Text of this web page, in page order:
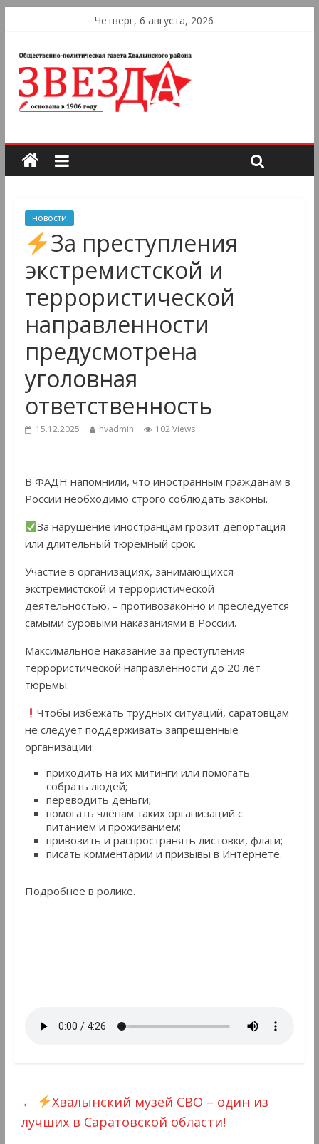
Четверг, 6 августа, 2026
новости
За преступления
экстремистской и
террористической
направленности
предусмотрена
уголовная
ответственность
15.12.2025 hvadmin 102 Views
В ФАДН напомнили, что иностранным гражданам в
России необходимо строго соблюдать законы.
За нарушение иностранцам грозит депортация
или длительный тюремный срок.
Участие в организациях, занимающихся
экстремистской и террористической
деятельностью, – противозаконно и преследуется
самыми суровыми наказаниями в России.
Максимальное наказание за преступления
террористической направленности до 20 лет
тюрьмы.
Чтобы избежать трудных ситуаций, саратовцам
не следует поддерживать запрещенные
организации:
приходить на их митинги или помогать
собрать людей;
переводить деньги;
помогать членам таких организаций с
питанием и проживанием;
привозить и распространять листовки, флаги;
писать комментарии и призывы в Интернете.
Подробнее в ролике.
←
Хвалынский музей СВО – один из
лучших в Саратовской области!